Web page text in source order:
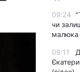
09:24
чи
малюка
09:11